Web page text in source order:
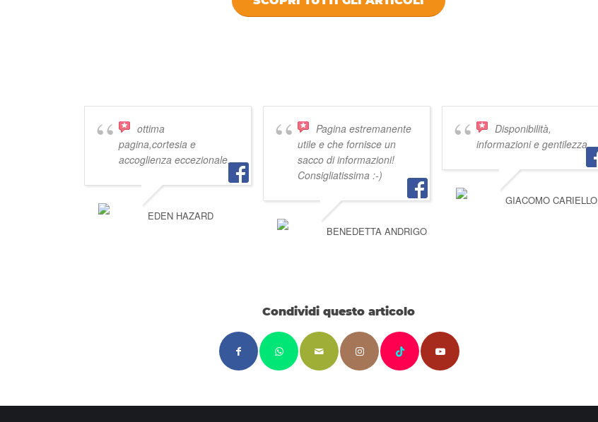
ottima
pagina,cortesia e
accoglienza eccezionale.
EDEN HAZARD
Pagina estremanente
utile e che fornisce un
sacco di informazioni!
Consigliatissima :-)
BENEDETTA ANDRIGO
Disponibilità,
informazioni e gentilezza
GIACOMO CARIELLO
Condividi questo articolo